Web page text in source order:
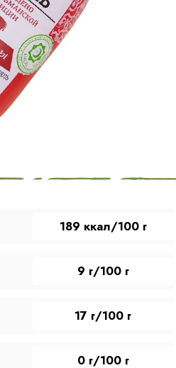
189 ккал/100 г
9 г/100 г
17 г/100 г
0 г/100 г